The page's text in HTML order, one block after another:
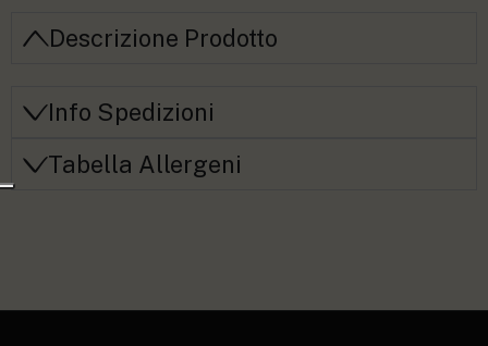
Descrizione Prodotto
Info Spedizioni
Tabella Allergeni